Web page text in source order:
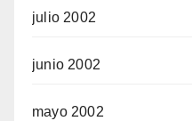
julio 2002
junio 2002
mayo 2002